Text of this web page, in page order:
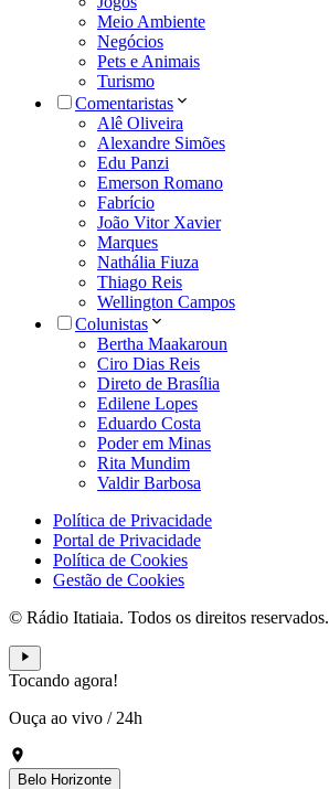
Meio Ambiente
Negócios
Pets e Animais
Turismo
Comentaristas
Alê Oliveira
Alexandre Simões
Edu Panzi
Emerson Romano
Fabrício
João Vitor Xavier
Marques
Nathália Fiuza
Thiago Reis
Wellington Campos
Colunistas
Bertha Maakaroun
Ciro Dias Reis
Direto de Brasília
Edilene Lopes
Eduardo Costa
Poder em Minas
Rita Mundim
Valdir Barbosa
Política de Privacidade
Portal de Privacidade
Política de Cookies
Gestão de Cookies
© Rádio Itatiaia. Todos os direitos reservados.
Tocando agora!
Ouça ao vivo / 24h
Belo Horizonte